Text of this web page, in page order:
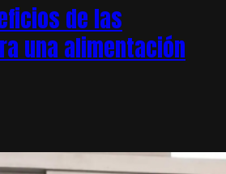
de las
una alimentación